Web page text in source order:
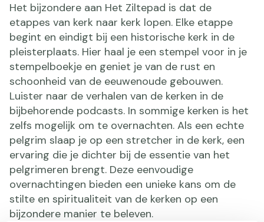
Het bijzondere aan Het Ziltepad is dat de
etappes van kerk naar kerk lopen. Elke etappe
begint en eindigt bij een historische kerk in de
pleisterplaats. Hier haal je een stempel voor in je
stempelboekje en geniet je van de rust en
schoonheid van de eeuwenoude gebouwen.
Luister naar de verhalen van de kerken in de
bijbehorende podcasts. In sommige kerken is het
zelfs mogelijk om te overnachten. Als een echte
pelgrim slaap je op een stretcher in de kerk, een
ervaring die je dichter bij de essentie van het
pelgrimeren brengt. Deze eenvoudige
overnachtingen bieden een unieke kans om de
stilte en spiritualiteit van de kerken op een
bijzondere manier te beleven.